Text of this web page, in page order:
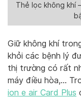
Thẻ lọc không khí
Giữ không khí
khỏi các bệnh lý
thị trường có rất
máy điều hòa,…
ion e air Card Plus